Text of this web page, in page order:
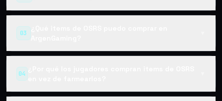
03
¿Qué items de OSRS puedo comprar en
ArgenGaming?
04
¿Por qué los jugadores compran items de OSRS
en vez de farmearlos?